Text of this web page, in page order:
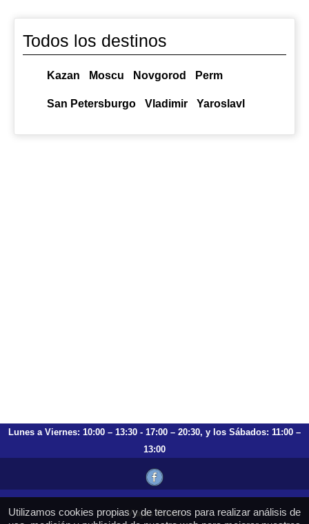
Utilizamos cookies propias y de terceros para realizar análisis de
Todos los destinos
Kazan Moscu Novgorod Perm
San Petersburgo Vladimir Yaroslavl
Lunes a Viernes: 10:00 – 13:30 - 17:00 – 20:30, y los Sábados: 11:00 –
13:00
Viajes Ocaña